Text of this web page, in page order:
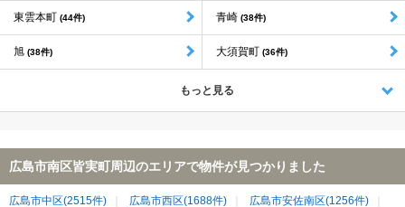
東雲本町 (44件) 青崎 (38件)
旭 (38件) 大須賀町 (36件)
もっと見る
広島市南区皆実町周辺のエリアで物件が見つかりました
広島市中区(2515件) 広島市西区(1688件)
広島市安佐南区(1256件)